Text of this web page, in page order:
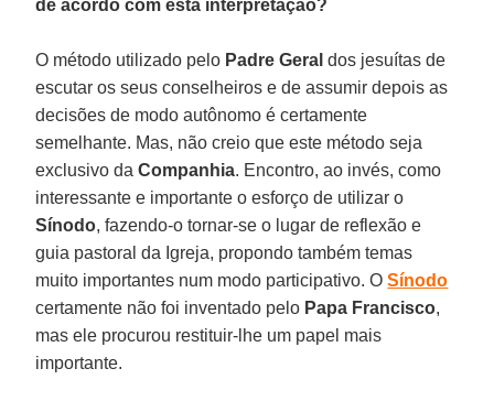
de acordo com esta interpretação?
O método utilizado pelo Padre Geral dos jesuítas de
escutar os seus conselheiros e de assumir depois as
decisões de modo autônomo é certamente
semelhante. Mas, não creio que este método seja
exclusivo daCompanhia. Encontro, ao invés, como
interessante e importante o esforço de utilizar o
Sínodo, fazendo-o tornar-se o lugar de reflexão e
guia pastoral da Igreja, propondo também temas
muito importantes num modo participativo. OSínodo
certamente não foi inventado pelo Papa Francisco,
mas ele procurou restituir-lhe um papel mais
importante.